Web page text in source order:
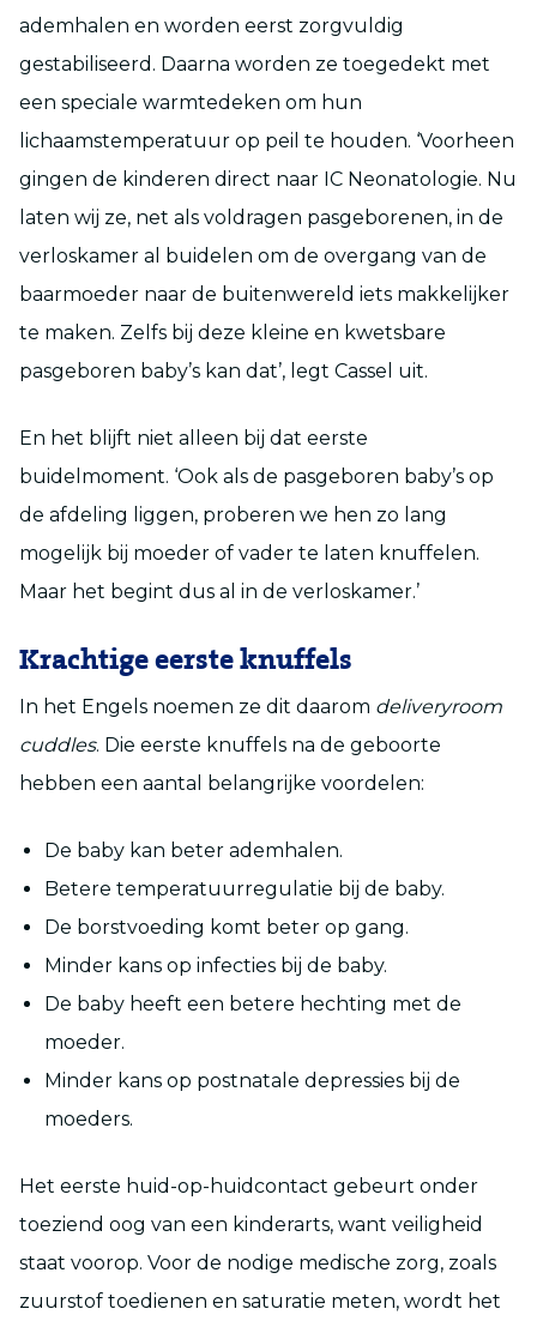
ademhalen en worden eerst zorgvuldig
gestabiliseerd. Daarna worden ze toegedekt met
een speciale warmtedeken om hun
lichaamstemperatuur op peil te houden. ‘Voorheen
gingen de kinderen direct naar IC Neonatologie. Nu
laten wij ze, net als voldragen pasgeborenen, in de
verloskamer al buidelen om de overgang van de
baarmoeder naar de buitenwereld iets makkelijker
te maken. Zelfs bij deze kleine en kwetsbare
pasgeboren baby’s kan dat’, legt Cassel uit.
En het blijft niet alleen bij dat eerste
buidelmoment. ‘Ook als de pasgeboren baby’s op
de afdeling liggen, proberen we hen zo lang
mogelijk bij moeder of vader te laten knuffelen.
Maar het begint dus al in de verloskamer.’
Krachtige eerste knuffels
In het Engels noemen ze dit daarom deliveryroom
cuddles. Die eerste knuffels na de geboorte
hebben een aantal belangrijke voordelen:
De baby kan beter ademhalen.
Betere temperatuurregulatie bij de baby.
De borstvoeding komt beter op gang.
Minder kans op infecties bij de baby.
De baby heeft een betere hechting met de
moeder.
Minder kans op postnatale depressies bij de
moeders.
Het eerste huid-op-huidcontact gebeurt onder
toeziend oog van een kinderarts, want veiligheid
staat voorop. Voor de nodige medische zorg, zoals
zuurstof toedienen en saturatie meten, wordt het